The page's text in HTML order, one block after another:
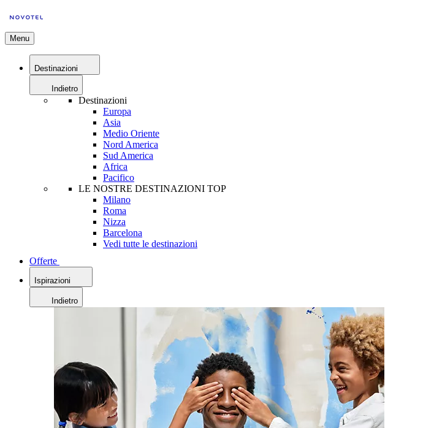
Menu
Destinazioni
Indietro
Destinazioni
Europa
Asia
Medio Oriente
Nord America
Sud America
Africa
Pacifico
LE NOSTRE DESTINAZIONI TOP
Milano
Roma
Nizza
Barcelona
Vedi tutte le destinazioni
Offerte
Ispirazioni
Indietro